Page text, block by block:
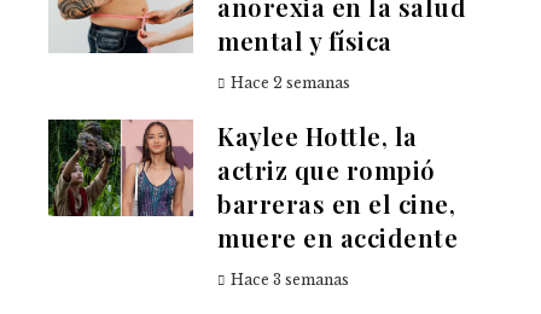
anorexia en la salud
mental y física
Hace 2 semanas
Kaylee Hottle, la
actriz que rompió
barreras en el cine,
muere en accidente
Hace 3 semanas